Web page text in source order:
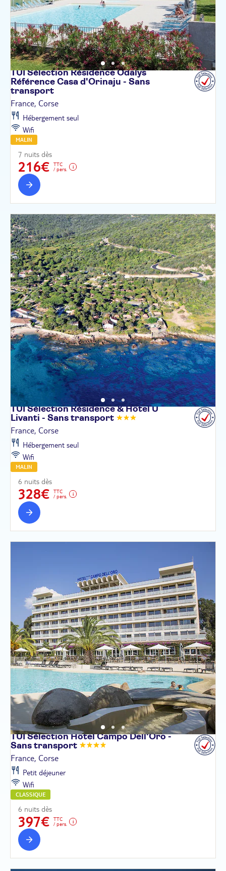
TUI Sélection Résidence Odalys
Référence Casa d'Orinaju - Sans
transport
France, Corse
Hébergement seul
Wifi
MALIN
7 nuits dès
216€
TTC
/ pers.
TUI Sélection Résidence & Hôtel U
Livanti - Sans transport
France, Corse
Hébergement seul
Wifi
MALIN
6 nuits dès
328€
TTC
/ pers.
TUI Sélection Hôtel Campo Dell'Oro -
Sans transport
France, Corse
Petit déjeuner
Wifi
CLASSIQUE
6 nuits dès
397€
TTC
/ pers.